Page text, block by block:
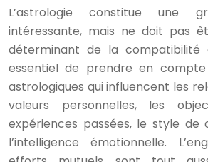
L’astrologie constitue une
intéressante, mais ne doit pas
déterminant de la compatibilité
essentiel de prendre en
astrologiques qui influencent les
valeurs personnelles, les
expériences passées, le style de
l’intelligence émotionnelle.